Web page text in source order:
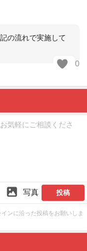
の流れで実施して
0
写真 投稿
ンに沿った投稿をお願いしま